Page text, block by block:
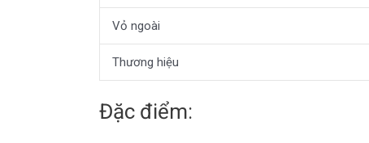
Vỏ ngoài
Thương hiệu
Đặc điểm: